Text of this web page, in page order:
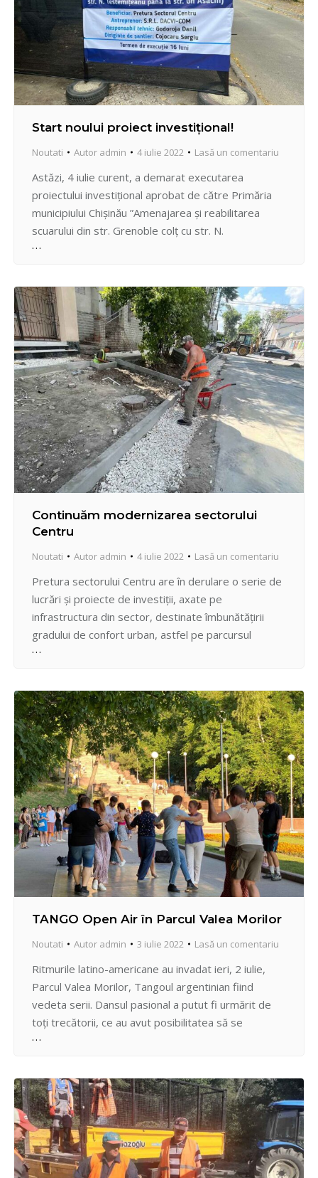
Start noului proiect investițional!
Noutati Autor admin 4 iulie 2022 Lasă un comentariu
Astăzi, 4 iulie curent, a demarat executarea
proiectului investițional aprobat de către Primăria
municipiului Chișinău ”Amenajarea și reabilitarea
scuarului din str. Grenoble colț cu str. N.
Testimițeanu (adiacent Liceul Nicolae Sulac)”.
unui scuar prin reutilizarea, remodelarea spaţiului
public situat în perimetrul dintre str. Grenoble colț
cu str. N. Testimițeanu (adiacent…
Continuăm modernizarea sectorului
Centru
Noutati Autor admin 4 iulie 2022 Lasă un comentariu
Pretura sectorului Centru are în derulare o serie de
lucrări și proiecte de investiții, axate pe
infrastructura din sector, destinate îmbunătățirii
gradului de confort urban, astfel pe parcursul
săptămânii precedente, Vicepretorul sectorului
au efectuat inspectări în sector pentru
monitorizarea şi buna desfăşurare a proiectelor
investiţionale în derulare. Pe…
TANGO Open Air în Parcul Valea Morilor
Noutati Autor admin 3 iulie 2022 Lasă un comentariu
Ritmurile latino-americane au invadat ieri, 2 iulie,
Parcul Valea Morilor, Tangoul argentinian fiind
vedeta serii. Dansul pasional a putut fi urmărit de
toți trecătorii, ce au avut posibilitatea să se
familiarizeze cu acest stil de dans elegant, dar și să
Argentino Moldova, care au oferit un adevărat
master…